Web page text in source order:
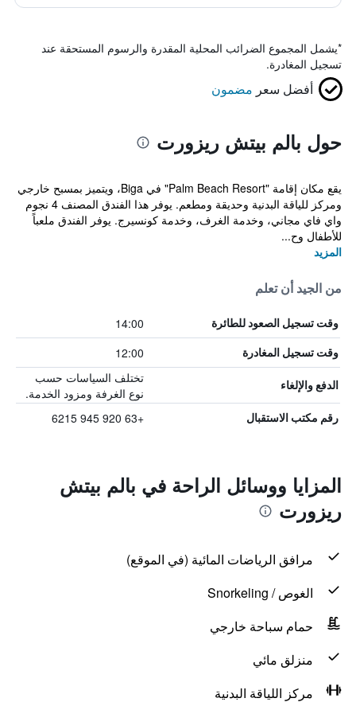
*يشمل المجموع الضرائب المحلية المقدرة والرسوم المستحقة عند
تسجيل المغادرة.
أفضل سعر مضمون
حول بالم بيتش ريزورت
يقع مكان إقامة "Palm Beach Resort" في Biga، ويتميز بمسبح خارجي
ومركز للياقة البدنية وحديقة ومطعم. يوفر هذا الفندق المصنف 4 نجوم
واي فاي مجاني، وخدمة الغرف، وخدمة كونسيرج. يوفر الفندق ملعباً
للأطفال وح...
المزيد
من الجيد أن تعلم
وقت تسجيل الصعود للطائرة 14:00
وقت تسجيل المغادرة 12:00
الدفع والإلغاء
تختلف السياسات حسب
نوع الغرفة ومزود الخدمة.
رقم مكتب الاستقبال +63 920 945 6215
المزايا ووسائل الراحة في بالم بيتش
ريزورت
مرافق الرياضات المائية (في الموقع)
الغوص / Snorkeling
حمام سباحة خارجي
منزلق مائي
مركز اللياقة البدنية